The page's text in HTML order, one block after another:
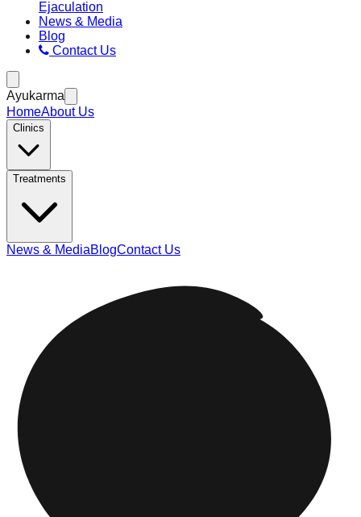
Ejaculation
News & Media
Blog
Contact Us
Ayukarma
HomeAbout Us
Clinics
Treatments
News & MediaBlogContact Us